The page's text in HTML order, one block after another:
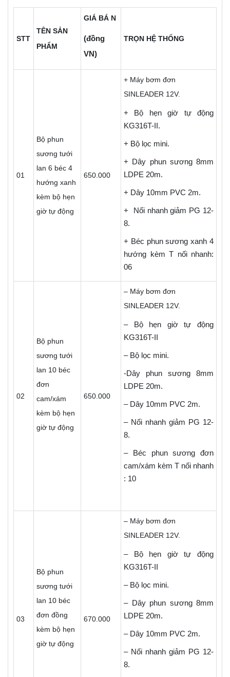
STT
TÊN SẢN
PHẨM
GIÁ BÁ N
(đồng
VN)
TRỌN HỆ THỐNG
01
Bộ phun
sương tưới
lan 6 béc 4
hướng xanh
kèm bộ hẹn
giờ tự động
650.000
+ Máy bơm đơn
SINLEADER 12V.
+ Bộ hẹn giờ tự động
KG316T-II.
+ Bộ lọc mini.
+ Dây phun sương 8mm
LDPE 20m.
+ Dây 10mm PVC 2m.
+ Nối nhanh giảm PG 12-
8.
+ Béc phun sương xanh 4
hướng kèm T nối nhanh:
06
02
Bộ phun
sương tưới
lan 10 béc
đơn
cam/xám
kèm bộ hẹn
giờ tự động
650.000
– Máy bơm đơn
SINLEADER 12V.
– Bộ hẹn giờ tự động
KG316T-II
– Bộ lọc mini.
-Dây phun sương 8mm
LDPE 20m.
– Dây 10mm PVC 2m.
– Nối nhanh giảm PG 12-
8.
– Béc phun sương đơn
cam/xám kèm T nối nhanh
: 10
03
Bộ phun
sương tưới
lan 10 béc
đơn đồng
kèm bộ hẹn
giờ tự động
670.000
– Máy bơm đơn
SINLEADER 12V.
– Bộ hẹn giờ tự động
KG316T-II
– Bộ lọc mini.
– Dây phun sương 8mm
LDPE 20m.
– Dây 10mm PVC 2m.
– Nối nhanh giảm PG 12-
8.